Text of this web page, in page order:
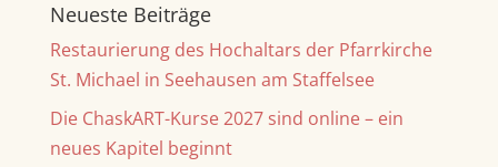
t
i
v
e
:
Neueste Beiträge
Restaurierung des Hochaltars der Pfarrkirche
St. Michael in Seehausen am Staffelsee
Die ChaskART-Kurse 2027 sind online – ein
neues Kapitel beginnt